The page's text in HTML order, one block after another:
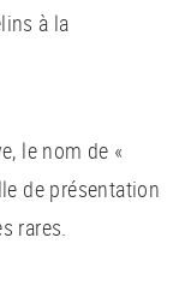
à la
le nom de «
de présentation
rares.